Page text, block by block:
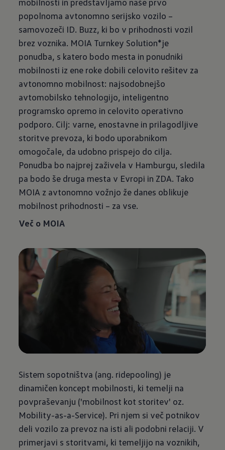
popolnoma avtonomno serijsko vozilo –
samovozeči ID. Buzz, ki bo v prihodnosti vozil
brez voznika. MOIA Turnkey Solution⁠*je
ponudba, s katero bodo mesta in ponudniki
mobilnosti iz ene roke dobili celovito rešitev za
avtonomno mobilnost: najsodobnejšo
avtomobilsko tehnologijo, inteligentno
programsko opremo in celovito operativno
podporo. Cilj: varne, enostavne in prilagodljive
storitve prevoza, ki bodo uporabnikom
omogočale, da udobno prispejo do cilja.
Ponudba bo najprej zaživela v Hamburgu, sledila
pa bodo še druga mesta v Evropi in ZDA. Tako
MOIA z avtonomno vožnjo že danes oblikuje
mobilnost prihodnosti – za vse.
Več o MOIA
Sistem sopotništva (ang. ridepooling) je
dinamičen koncept mobilnosti, ki temelji na
povpraševanju ('mobilnost kot storitev' oz.
Mobility-as-a-Service). Pri njem si več potnikov
deli vozilo za prevoz na isti ali podobni relaciji. V
primerjavi s storitvami, ki temeljijo na voznikih,